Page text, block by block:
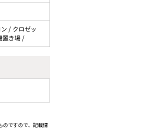
/ クロゼッ
置き場 /
のですので、記載情